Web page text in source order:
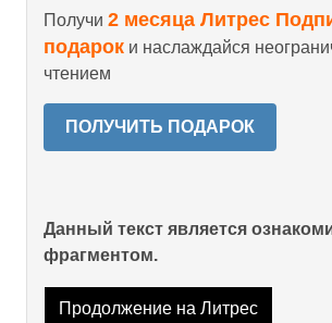
Получи 2 месяца Литрес
подарок и наслаждайся
чтением
ПОЛУЧИТЬ ПОДАРОК
Данный текст является
фрагментом.
Продолжение на Литрес